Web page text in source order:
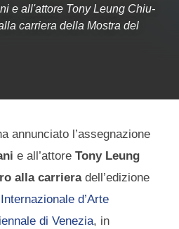
e all'attore Tony Leung Chiu-
carriera della Mostra del
annunciato l’assegnazione
e all’attoreTony Leung
alla carrieradell’edizione
d’Arte
di Venezia, in